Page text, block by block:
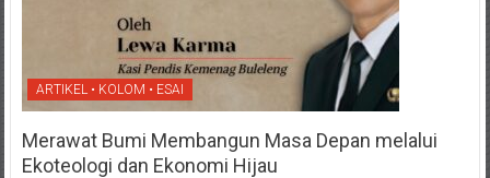
ARTIKEL • KOLOM • ESAI
Merawat Bumi Membangun Masa Depan melalui
Ekoteologi dan Ekonomi Hijau